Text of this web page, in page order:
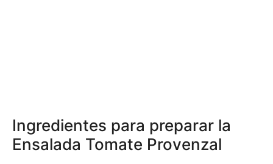
Ingredientes para preparar la
Ensalada Tomate Provenzal